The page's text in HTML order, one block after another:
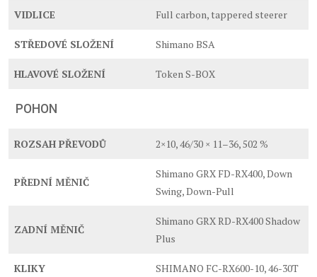
VIDLICE Full carbon, tappered steerer
STŘEDOVÉ SLOŽENÍ Shimano BSA
HLAVOVÉ SLOŽENÍ Token S-BOX
POHON
ROZSAH PŘEVODŮ 2×10, 46/30 × 11–36, 502 %
PŘEDNÍ MĚNIČ
Shimano GRX FD-RX400, Down
Swing, Down-Pull
ZADNÍ MĚNIČ
Shimano GRX RD-RX400 Shadow
Plus
KLIKY SHIMANO FC-RX600-10, 46-30T